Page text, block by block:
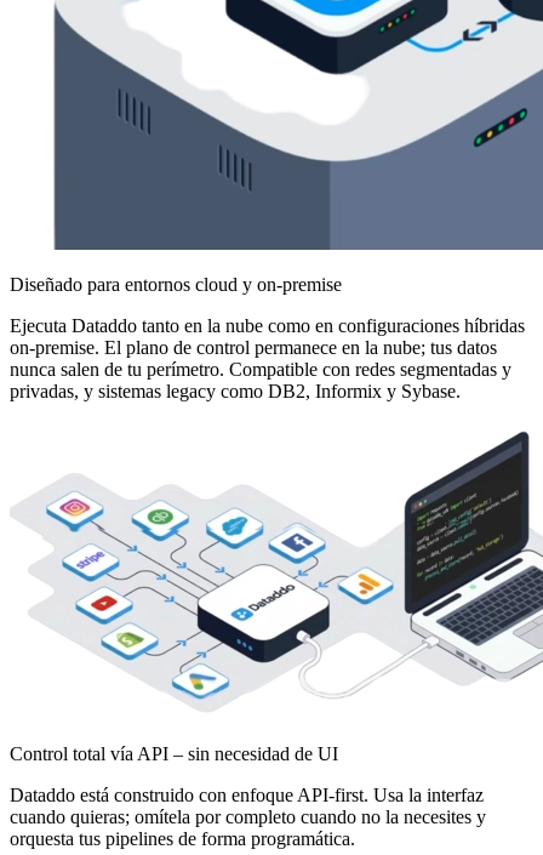
Diseñado para entornos cloud y on-premise
Ejecuta Dataddo tanto en la nube como en configuraciones híbridas
on-premise. El plano de control permanece en la nube; tus datos
nunca salen de tu perímetro. Compatible con redes segmentadas y
privadas, y sistemas legacy como DB2, Informix y Sybase.
Control total vía API – sin necesidad de UI
Dataddo está construido con enfoque API-first. Usa la interfaz
cuando quieras; omítela por completo cuando no la necesites y
orquesta tus pipelines de forma programática.